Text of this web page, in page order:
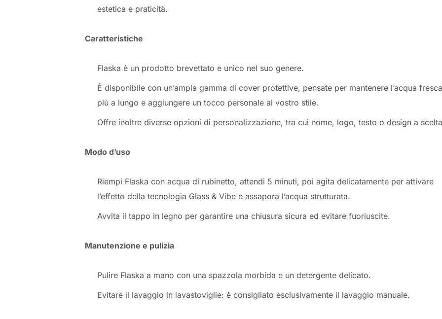
estetica e praticità.
Caratteristiche
Flaska è un prodotto brevettato e unico nel suo genere.
È disponibile con un’ampia gamma di cover protettive, pensate per mantenere l’acqua fresca
più a lungo e aggiungere un tocco personale al vostro stile.
Offre inoltre diverse opzioni di personalizzazione, tra cui nome, logo, testo o design a
Modo d’uso
Riempi Flaska con acqua di rubinetto, attendi 5 minuti, poi agita delicatamente per attivare
l’effetto della tecnologia Glass & Vibe e assapora l’acqua strutturata.
Avvita il tappo in legno per garantire una chiusura sicura ed evitare fuoriuscite.
Manutenzione e pulizia
Pulire Flaska a mano con una spazzola morbida e un detergente delicato.
Evitare il lavaggio in lavastoviglie: è consigliato esclusivamente il lavaggio manuale.